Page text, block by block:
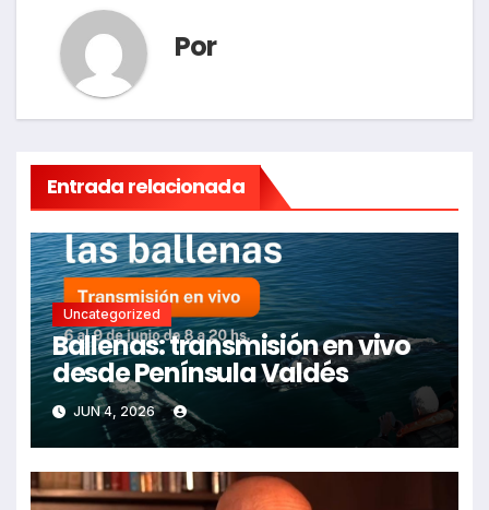
Por
Entrada relacionada
Uncategorized
Ballenas: transmisión en vivo
desde Península Valdés
JUN 4, 2026